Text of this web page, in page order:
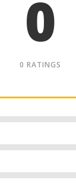
0
0 RATINGS